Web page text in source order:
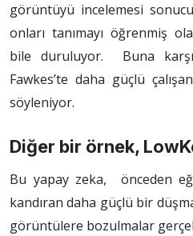
görüntüyü incelemesi
onları tanımayı öğrenmiş
bile duruluyor. Buna
Fawkes’te daha güçlü
söyleniyor.
Diğer bir örnek,
Bu yapay zeka, önceden
kandıran daha güçlü bir
görüntülere bozulmalar